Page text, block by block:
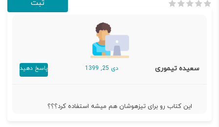
سعیده تیموری دی 25, 1399 پاسخ دهید
این کتاب رو برای تیزهوشان هم میشه استفاده کرد؟؟؟